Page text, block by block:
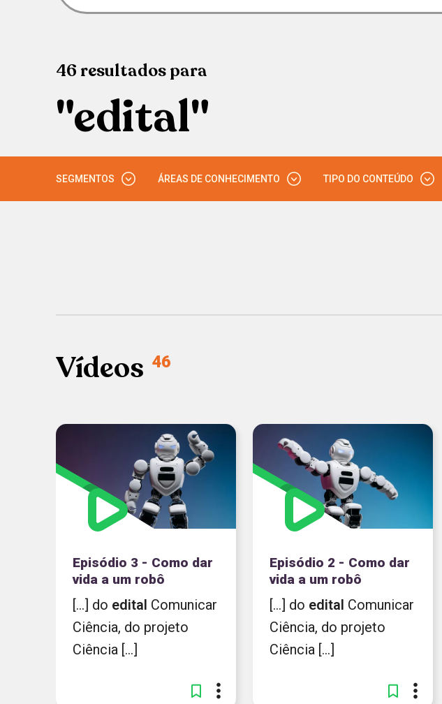
46 resultadospara
"edital"
SEGMENTOS ÁREAS DE CONHECIMENTO TIPO DO CONTEÚDO
Vídeos 46
Episódio 3 - Como dar
vida a um robô
[...] do edital Comunicar
Ciência, do projeto
Ciência [...]
Episódio 2 - Como dar
vida a um robô
[...] do edital Comunicar
Ciência, do projeto
Ciência [...]